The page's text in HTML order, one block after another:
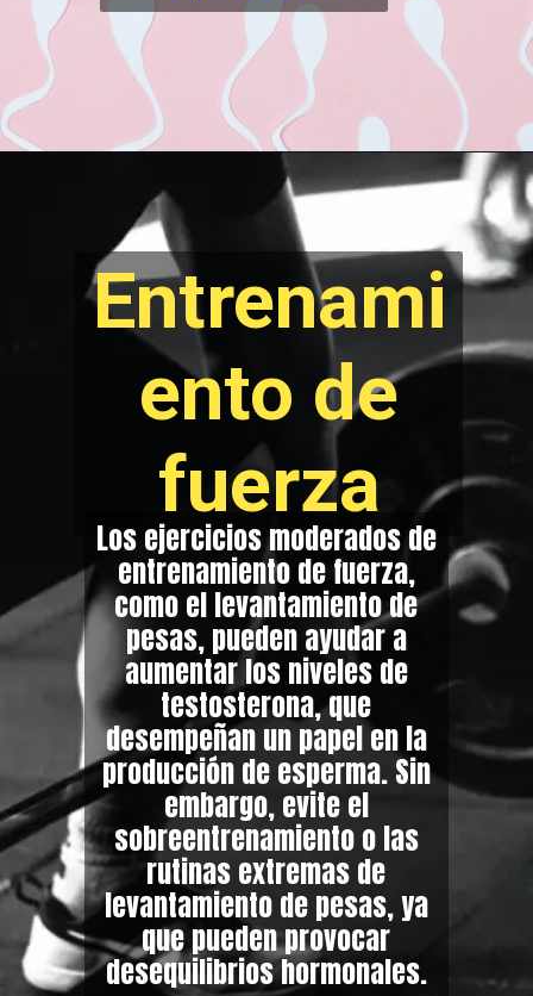
Entrenami
ento de
fuerza
Los ejercicios moderados de
entrenamiento de fuerza,
como el levantamiento de
pesas, pueden ayudar a
aumentar los niveles de
testosterona, que
desempeñan un papel en la
producción de esperma. Sin
embargo, evite el
sobreentrenamiento o las
rutinas extremas de
levantamiento de pesas, ya
que pueden provocar
desequilibrios hormonales.